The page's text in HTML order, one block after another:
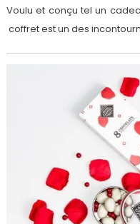
Voulu et conçu tel un
coffret est un des